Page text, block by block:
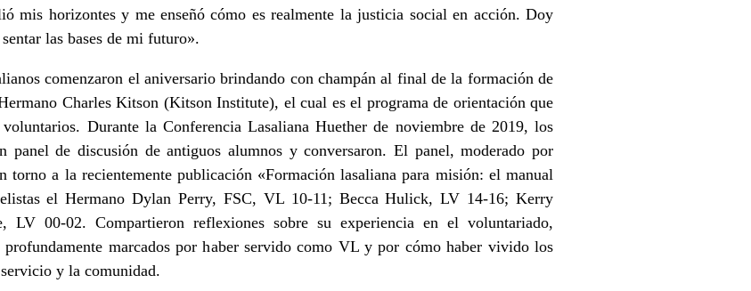
mis horizontes y me enseñó cómo es realmente la justicia social en acción. Doy
las bases de mi futuro».
comenzaron el aniversario brindando con champán al final de la formación de
Charles Kitson (Kitson Institute), el cual es el programa de orientación que
Durante la Conferencia Lasaliana Huether de noviembre de 2019, los
panel de discusión de antiguos alumnos y conversaron. El panel, moderado por
a la recientemente publicación «Formación lasaliana para misión: el manual
el Hermano Dylan Perry, FSC, VL 10-11; Becca Hulick, LV 14-16; Kerry
00-02. Compartieron reflexiones sobre su experiencia en el voluntariado,
profundamente marcados por haber servido como VL y por cómo haber vivido los
y la comunidad.